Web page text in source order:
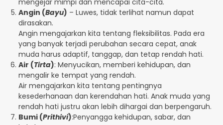
Angin (Bayu) – Luwes, tidak terlihat namun dapat
dirasakan.
Angin mengajarkan kita tentang fleksibilitas. Pada era
yang banyak terjadi perubahan secara cepat, anak
muda harus adaptif, tanggap, dan tetap rendah hati.
Air (Tirta): Menyucikan, memberi kehidupan, dan
mengalir ke tempat yang rendah.
Air mengajarkan kita tentang pentingnya
kesederhanaan dan kerendahan hati. Anak muda yang
rendah hati justru akan lebih dihargai dan berpengaruh.
Bumi (Prithivi):Penyangga kehidupan, sabar, dan